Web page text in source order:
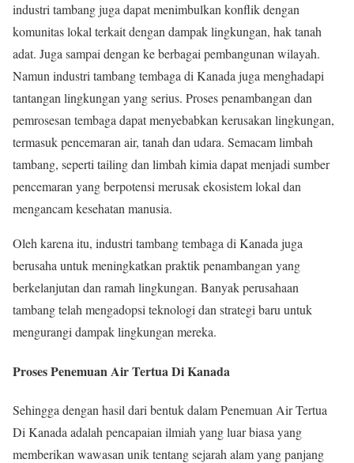
industri tambang juga dapat menimbulkan konflik dengan
komunitas lokal terkait dengan dampak lingkungan, hak tanah
adat. Juga sampai dengan ke berbagai pembangunan wilayah.
Namun industri tambang tembaga di Kanada juga menghadapi
tantangan lingkungan yang serius. Proses penambangan dan
pemrosesan tembaga dapat menyebabkan kerusakan lingkungan,
termasuk pencemaran air, tanah dan udara. Semacam limbah
tambang, seperti tailing dan limbah kimia dapat menjadi sumber
pencemaran yang berpotensi merusak ekosistem lokal dan
mengancam kesehatan manusia.
Oleh karena itu, industri tambang tembaga di Kanada juga
berusaha untuk meningkatkan praktik penambangan yang
berkelanjutan dan ramah lingkungan. Banyak perusahaan
tambang telah mengadopsi teknologi dan strategi baru untuk
mengurangi dampak lingkungan mereka.
Proses Penemuan Air Tertua Di Kanada
Sehingga dengan hasil dari bentuk dalam Penemuan Air Tertua
Di Kanada adalah pencapaian ilmiah yang luar biasa yang
memberikan wawasan unik tentang sejarah alam yang panjang